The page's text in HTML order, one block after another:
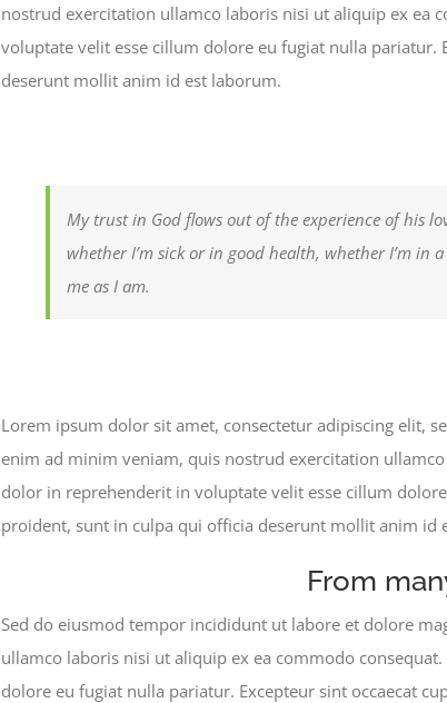
nostrud exercitation ullamco laboris nisi ut aliquip ex ea
voluptate velit esse cillum dolore eu fugiat nulla
deserunt mollit anim id est laborum.
My trust in God flows out of the experience of his
whether I’m sick or in good health, whether I’m in
me as I am.
Lorem ipsum dolor sit amet, consectetur adipiscing elit,
enim ad minim veniam, quis nostrud exercitation
dolor in reprehenderit in voluptate velit esse cillum
proident, sunt in culpa qui officia deserunt mollit anim id
From
Sed do eiusmod tempor incididunt ut labore et dolore
ullamco laboris nisi ut aliquip ex ea commodo
dolore eu fugiat nulla pariatur. Excepteur sint occaecat